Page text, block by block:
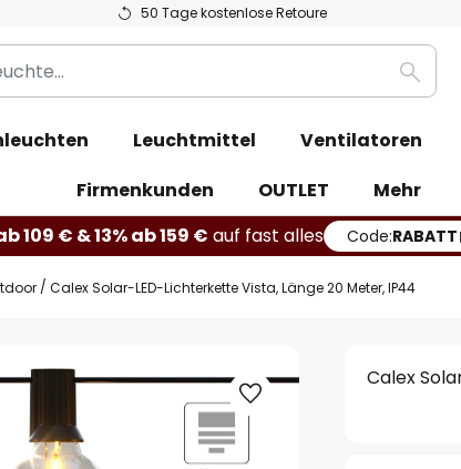
50 Tage kostenlose Retoure
Suche
Leuchtmittel Ventilatoren
Firmenkunden
OUTLET
Mehr
109 € & 13% ab 159 € auf fast alles Code:RABATT
Calex Solar-LED-Lichterkette Vista, Länge 20 Meter, IP44
Calex